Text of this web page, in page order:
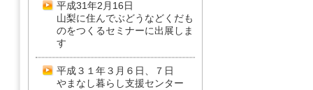
平成31年2月16日
山梨に住んでぶどうなどくだも
のをつくるセミナーに出展しま
す
平成３１年３月６日、７日
やまなし暮らし支援センター